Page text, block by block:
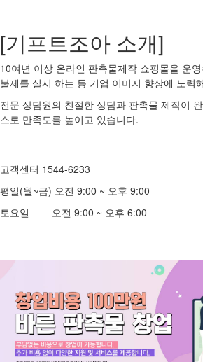
[기프트조아 소개]
10여년 이상 온라인 판촉물제작 쇼핑몰을 운
불제를 실시 하는 등 기업 이미지 향상에 노력
전문 상담원의 친절한 상담과 판촉물 제작이
스로 만족도를 높이고 있습니다.
고객센터 1544-6233
평일(월~금) 오전 9:00 ~ 오후 9:00
토요일 오전 9:00 ~ 오후 6:00